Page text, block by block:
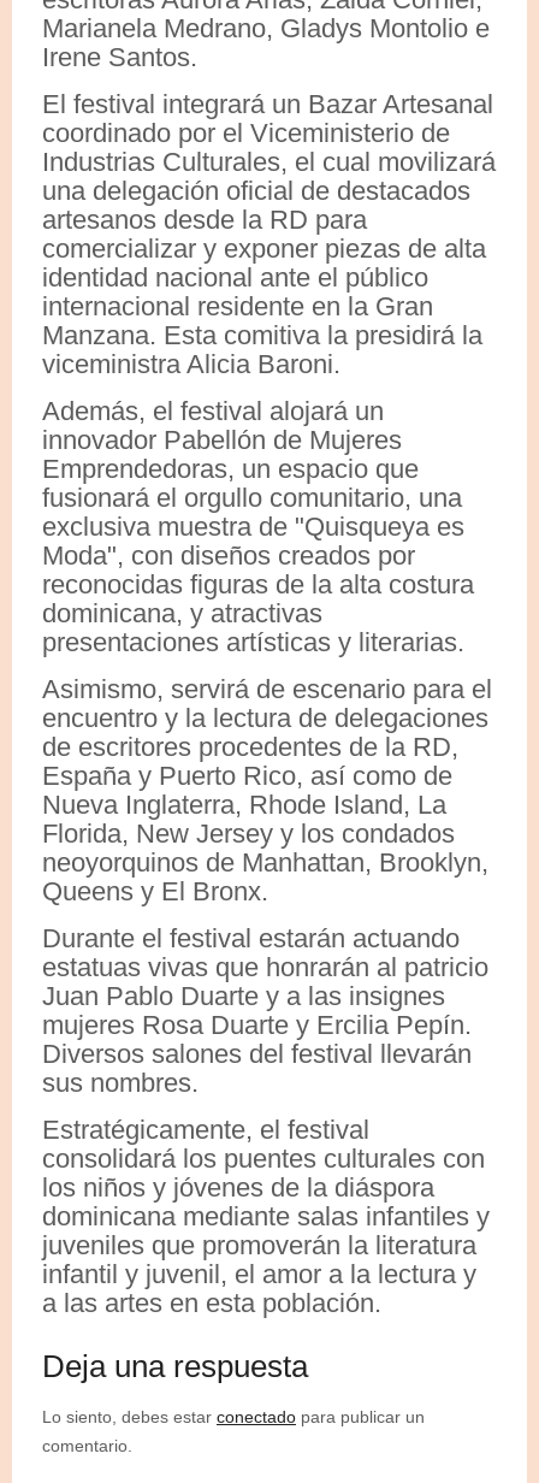
Marianela Medrano, Gladys Montolio e
Irene Santos.
El festival integrará un Bazar Artesanal
coordinado por el Viceministerio de
Industrias Culturales, el cual movilizará
una delegación oficial de destacados
artesanos desde la RD para
comercializar y exponer piezas de alta
identidad nacional ante el público
internacional residente en la Gran
Manzana. Esta comitiva la presidirá la
viceministra Alicia Baroni.
Además, el festival alojará un
innovador Pabellón de Mujeres
Emprendedoras, un espacio que
fusionará el orgullo comunitario, una
exclusiva muestra de "Quisqueya es
Moda", con diseños creados por
reconocidas figuras de la alta costura
dominicana, y atractivas
presentaciones artísticas y literarias.
Asimismo, servirá de escenario para el
encuentro y la lectura de delegaciones
de escritores procedentes de la RD,
España y Puerto Rico, así como de
Nueva Inglaterra, Rhode Island, La
Florida, New Jersey y los condados
neoyorquinos de Manhattan, Brooklyn,
Queens y El Bronx.
Durante el festival estarán actuando
estatuas vivas que honrarán al patricio
Juan Pablo Duarte y a las insignes
mujeres Rosa Duarte y Ercilia Pepín.
Diversos salones del festival llevarán
sus nombres.
Estratégicamente, el festival
consolidará los puentes culturales con
los niños y jóvenes de la diáspora
dominicana mediante salas infantiles y
juveniles que promoverán la literatura
infantil y juvenil, el amor a la lectura y
a las artes en esta población.
Deja una respuesta
Lo siento, debes estar conectado para publicar un
comentario.